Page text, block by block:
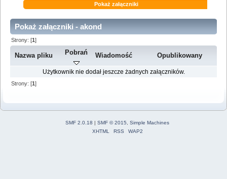
Pokaż załączniki
Pokaż załączniki - akond
Strony: [1]
Nazwa pliku Pobrań Wiadomość Opublikowany
Użytkownik nie dodał jeszcze żadnych załączników.
Strony: [1]
SMF 2.0.18 | SMF © 2015
Simple Machines
XHTML
RSS WAP2